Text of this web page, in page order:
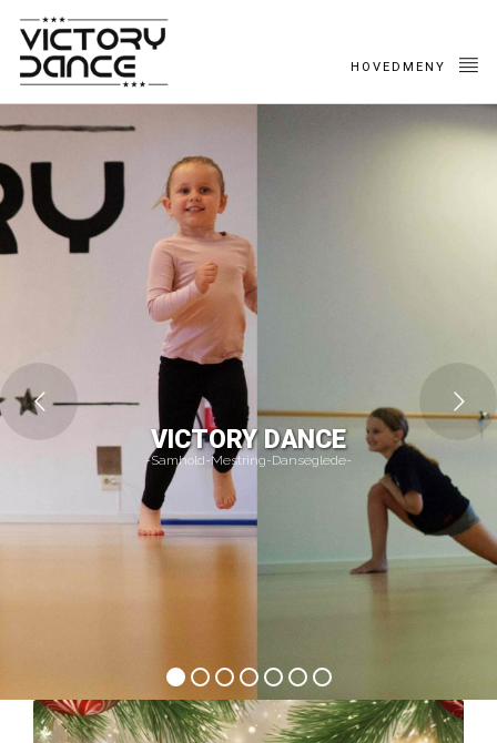
HOVEDMENY
VICTORY DANCE
-Samhold-Mestring-Danseglede-